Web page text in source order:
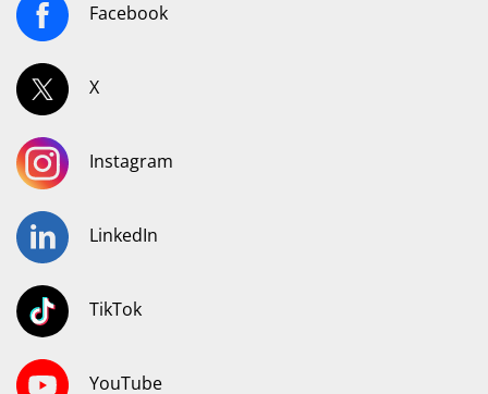
Facebook
X
Instagram
LinkedIn
TikTok
YouTube